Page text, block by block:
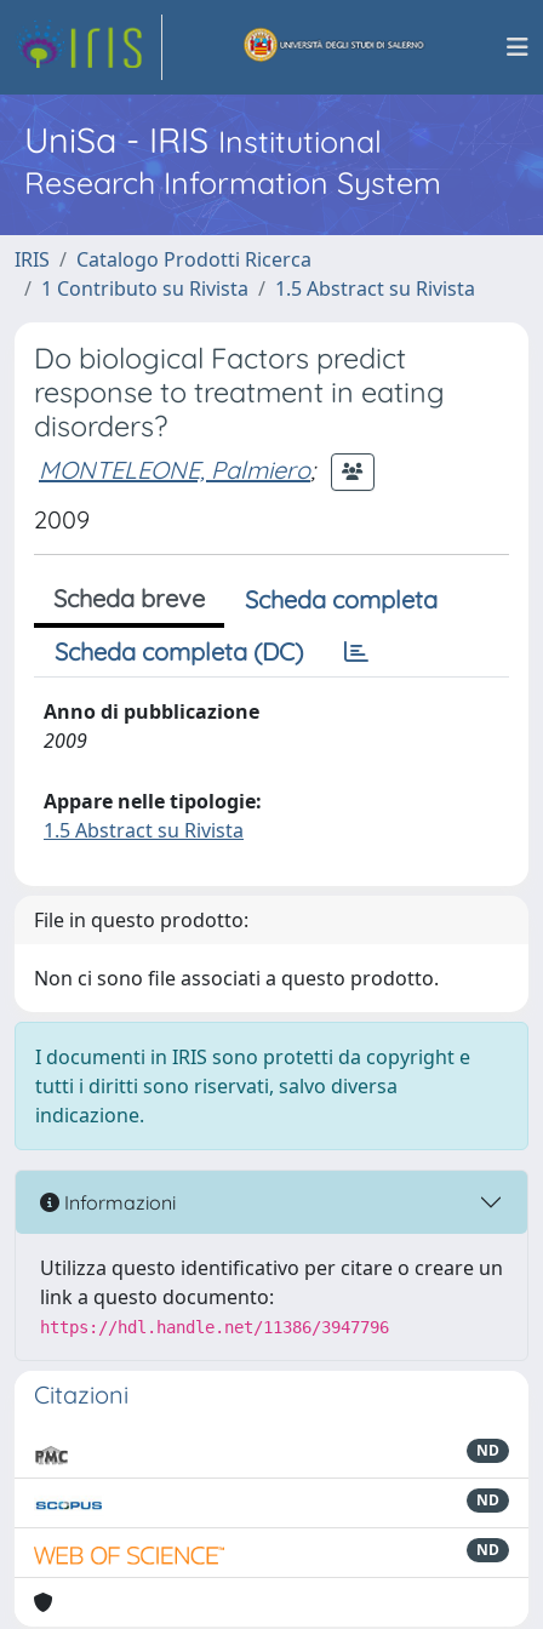
UniSa - IRISInstitutional
Research Information System
IRIS
Catalogo Prodotti Ricerca
1 Contributo su Rivista
1.5 Abstract su Rivista
Do biological Factors predict
response to treatment in eating
disorders?
MONTELEONE, Palmiero;
2009
Scheda breve
Scheda completa
Scheda completa (DC)
Anno di pubblicazione
2009
Appare nelle tipologie:
1.5 Abstract su Rivista
File in questo prodotto:
Non ci sono file associati a questo prodotto.
I documenti in IRIS sono protetti da copyright e
tutti i diritti sono riservati, salvo diversa
indicazione.
Informazioni
Utilizza questo identificativo per citare o creare un
link a questo documento:
https://hdl.handle.net/11386/3947796
Citazioni
ND
ND
ND